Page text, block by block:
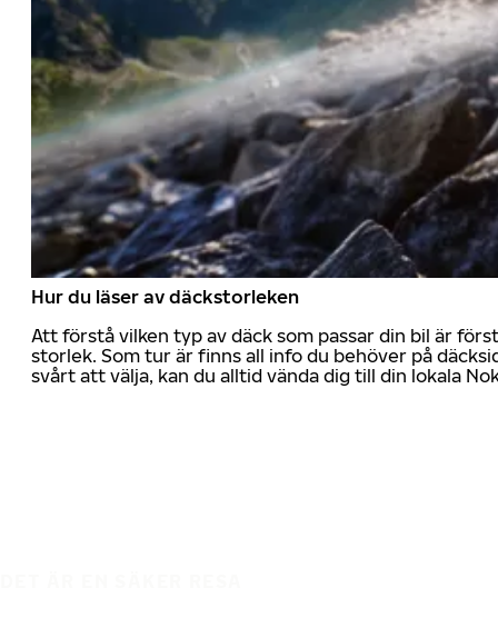
Hur du läser av däckstorleken
Att förstå vilken typ av däck som passar din bil är
storlek. Som tur är finns all info du behöver på
svårt att välja, kan du alltid vända dig till din lokala